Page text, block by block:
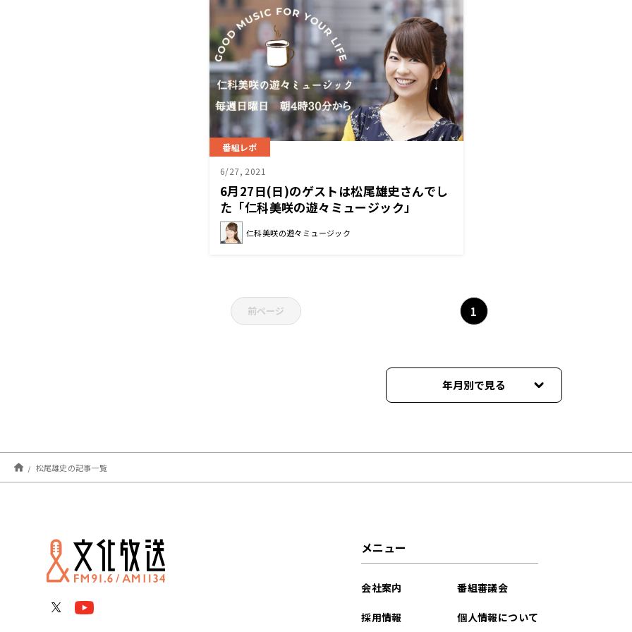
番組レポ
6/27, 2021
6月27日(日)のゲストは松尾雄史さんでし
た「仁科美咲の遊々ミュージック」
仁科美咲の遊々ミュージック
前ページ 1
年月別で見る
2023年01月
2022年07月
松尾雄史の記事一覧
メニュー
会社案内
採用情報
番組審議会
個人情報について